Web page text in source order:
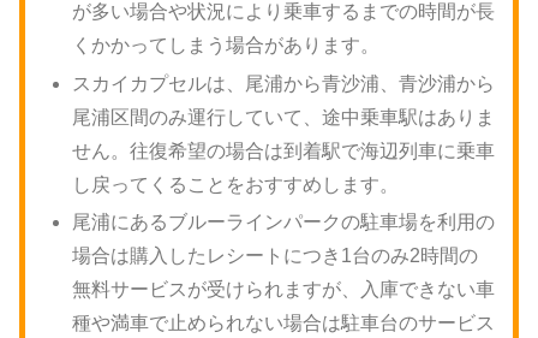
が多い場合や状況により乗車するまでの時間が長
くかかってしまう場合があります。
スカイカプセルは、尾浦から青沙浦、青沙浦から
尾浦区間のみ運行していて、途中乗車駅はありま
せん。往復希望の場合は到着駅で海辺列車に乗車
し戻ってくることをおすすめします。
尾浦にあるブルーラインパークの駐車場を利用の
場合は購入したレシートにつき1台のみ2時間の
無料サービスが受けられますが、入庫できない車
種や満車で止められない場合は駐車台のサービス